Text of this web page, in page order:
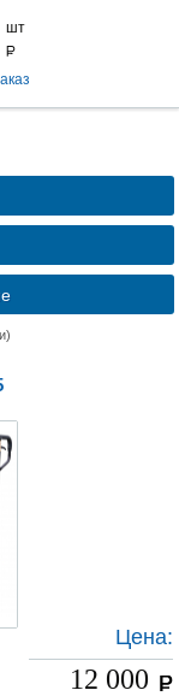
Цена:
12 000